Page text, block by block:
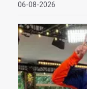
06-08-2026